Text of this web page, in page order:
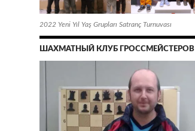
2022 Yeni Yıl Yaş Grupları Satranç Turnuvası
ШАХМАТНЫЙ КЛУБ ГРОССМЕЙСТЕРОВ